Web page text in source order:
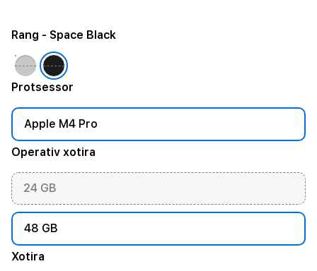
Protsessor
Apple M4 Pro
Operativ xotira
24 GB
48 GB
Xotira
Rang - Space Black